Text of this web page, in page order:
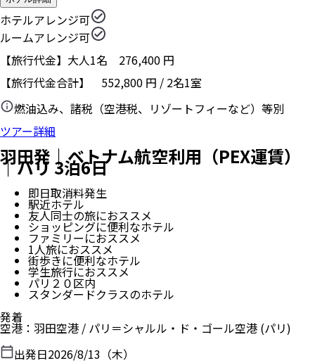
ホテルアレンジ可
ルームアレンジ可
【旅行代金】大人1名 276,400 円
【旅行代金合計】 552,800 円 / 2名1室
燃油込み、諸税（空港税、リゾートフィーなど）等別
ツアー詳細
羽田発｜ベトナム航空利用（PEX運賃）
｜パリ 3泊6日
即日取消料発生
駅近ホテル
友人同士の旅におススメ
ショッピングに便利なホテル
ファミリーにおススメ
1人旅におススメ
街歩きに便利なホテル
学生旅行におススメ
パリ２０区内
スタンダードクラスのホテル
発着
空港 ： 羽田空港 / パリ＝シャルル・ド・ゴール空港 (パリ)
出発日2026/8/13（木）